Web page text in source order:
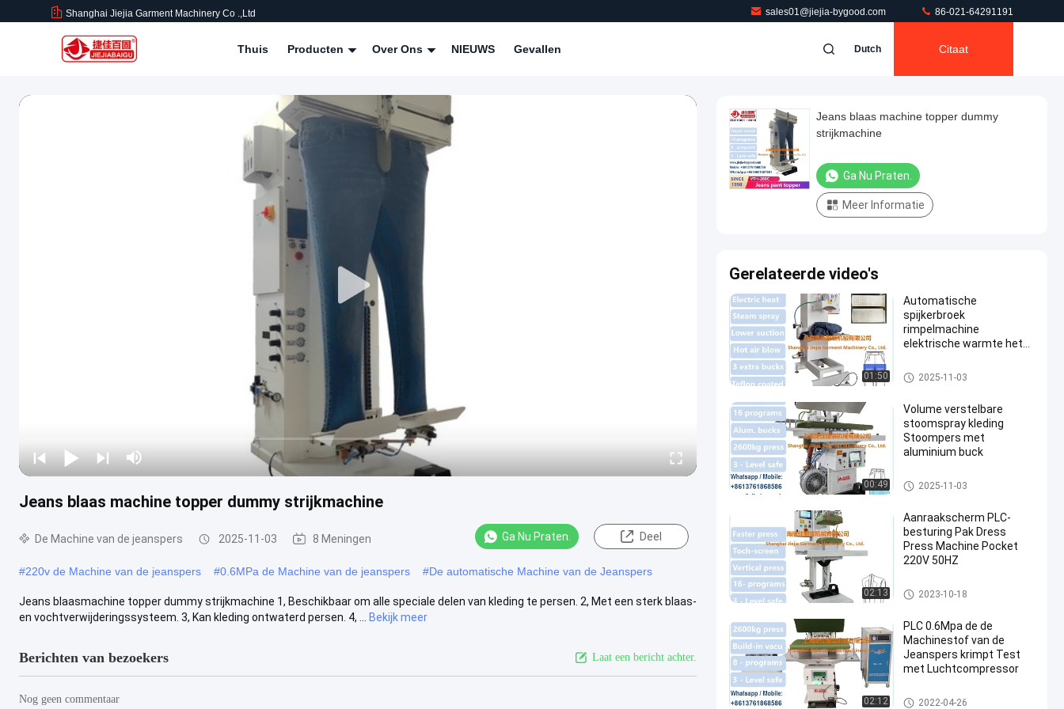
Shanghai Jiejia Garment Machinery Co .,ltd sales01@jiejia-bygood.com 86-021-64291191
Thuis Producten Over Ons NIEUWS Gevallen Dutch Citaat
Jeans blaas machine topper dummy strijkmachine
De Machine van de jeanspers 2025-11-03 8 Meningen Ga Nu Praten. Deel
#220v de Machine van de jeanspers #0.6MPa de Machine van de jeanspers #De automatische Machine van de Jeanspers
Jeans blaasmachine topper dummy strijkmachine 1, Beschikbaar om alle speciale delen van kleding te persen. 2, Met een sterk blaas-
en vochtverwijderingssysteem. 3, Kan kleding ontwaterd persen. 4, ...
Bekijk meer
Berichten van bezoekers Laat een bericht achter.
Nog geen commentaar
Jeans blaas machine topper dummy
strijkmachine
Ga Nu Praten.
Meer Informatie
Gerelateerde video's
01:50
Automatische
spijkerbroek
rimpelmachine
elektrische warmte hete
De Machine van de jeanspers
2025-11-03
00:49
Volume verstelbare
stoomspray kleding
Stoompers met
aluminium buck
Broek Dringende Machine
2025-11-03
02:13
Aanraakscherm PLC-
besturing Pak Dress
Press Machine Pocket
220V 50HZ
De Machine van de jeanspers
2023-10-18
02:12
PLC 0.6Mpa de de
Machinestof van de
Jeanspers krimpt Test
met Luchtcompressor
De Machine van de jeanspers
2022-04-26